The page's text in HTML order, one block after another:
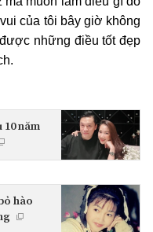
của tôi bây giờ không
những điều tốt đẹp
năm
hào